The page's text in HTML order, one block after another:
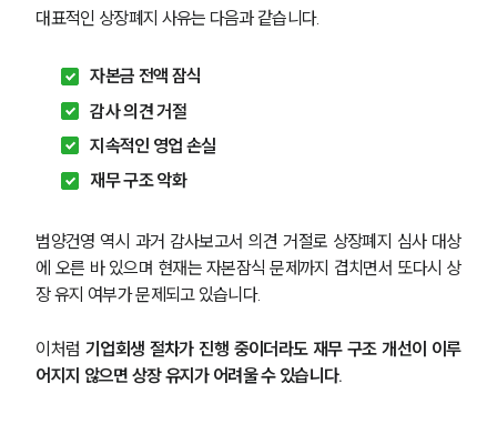
대표적인 상장폐지 사유는 다음과 같습니다.
자본금 전액 잠식
감사 의견 거절
지속적인 영업 손실
재무 구조 악화
범양건영 역시 과거 감사보고서 의견 거절로 상장폐지 심사 대상
에 오른 바 있으며 현재는 자본잠식 문제까지 겹치면서 또다시 상
장 유지 여부가 문제되고 있습니다.
이처럼 기업회생 절차가 진행 중이더라도 재무 구조 개선이 이루
어지지 않으면 상장 유지가 어려울 수 있습니다.